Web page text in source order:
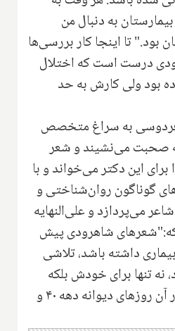
به دنبال من
بود." تا اینجا کار بررسی‌ها
درست است که اختلال
بود ولی کارش به حد
فردوسی به سراغ متخصص
صحبت می‌نشیند و شعر
برای این دکتر می‌خواند و با
گوناگون روان‌شناختی و
می‌پردازد و علی‌النهایه
شاهرودی پیش
داشته باشد، تلاشی
نه تنها برای خودش بلکه
برای یک نسل قربانی در آن روزهای دیوانه دهه ۴۰ و